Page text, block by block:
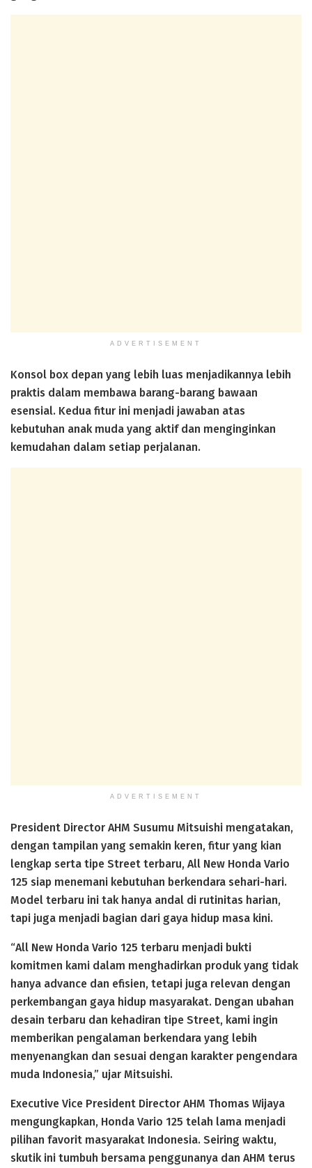
ADVERTISEMENT
Konsol box depan yang lebih luas menjadikannya lebih
praktis dalam membawa barang-barang bawaan
esensial. Kedua fitur ini menjadi jawaban atas
kebutuhan anak muda yang aktif dan menginginkan
kemudahan dalam setiap perjalanan.
ADVERTISEMENT
President Director AHM Susumu Mitsuishi mengatakan,
dengan tampilan yang semakin keren, fitur yang kian
lengkap serta tipe Street terbaru, All New Honda Vario
125 siap menemani kebutuhan berkendara sehari-hari.
Model terbaru ini tak hanya andal di rutinitas harian,
tapi juga menjadi bagian dari gaya hidup masa kini.
“All New Honda Vario 125 terbaru menjadi bukti
komitmen kami dalam menghadirkan produk yang tidak
hanya advance dan efisien, tetapi juga relevan dengan
perkembangan gaya hidup masyarakat. Dengan ubahan
desain terbaru dan kehadiran tipe Street, kami ingin
memberikan pengalaman berkendara yang lebih
menyenangkan dan sesuai dengan karakter pengendara
muda Indonesia,” ujar Mitsuishi.
Executive Vice President Director AHM Thomas Wijaya
mengungkapkan, Honda Vario 125 telah lama menjadi
pilihan favorit masyarakat Indonesia. Seiring waktu,
skutik ini tumbuh bersama penggunanya dan AHM terus